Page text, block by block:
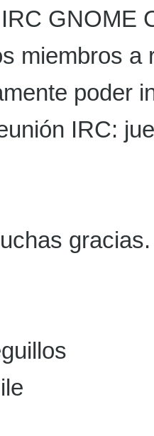
GNOME
miembros a
poder
IRC:
gracias.